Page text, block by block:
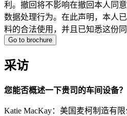
利。撤回将不影响在撤回本人同
数据处理行为。在此声明，本人
料的合法使用，并且已知悉这份
Go to brochure
采访
您能否概述一下贵司的车间设备？
Katie MacKay：美国麦柯制造有